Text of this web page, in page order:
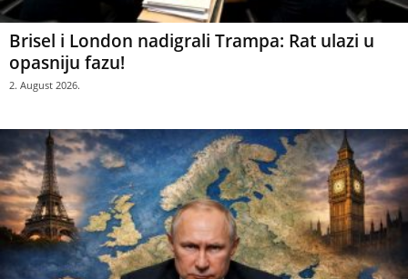
Brisel i London nadigrali Trampa: Rat ulazi u
opasniju fazu!
2. August 2026.